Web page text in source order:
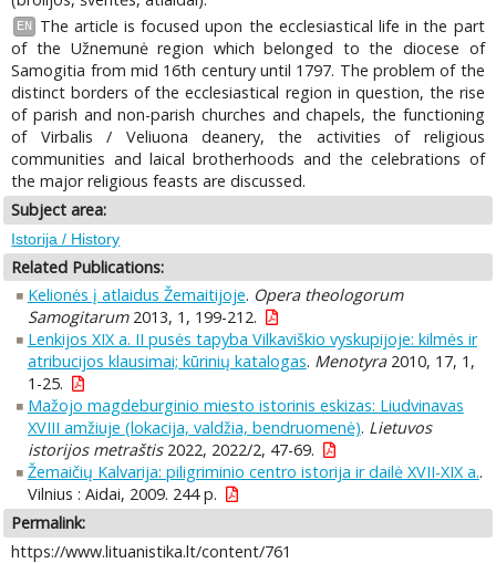
EN
The article is focused upon the ecclesiastical life in the part
of the Užnemunė region which belonged to the diocese of
Samogitia from mid 16th century until 1797. The problem of the
distinct borders of the ecclesiastical region in question, the rise
of parish and non-parish churches and chapels, the functioning
of Virbalis / Veliuona deanery, the activities of religious
communities and laical brotherhoods and the celebrations of
the major religious feasts are discussed.
Subject area:
Istorija / History
Related Publications:
Kelionės į atlaidus Žemaitijoje. Opera theologorum
Samogitarum2013, 1, 199-212.
Lenkijos XIX a. II pusės tapyba Vilkaviškio vyskupijoje: kilmės ir
atribucijos klausimai; kūrinių katalogas. Menotyra2010, 17, 1,
1-25.
Mažojo magdeburginio miesto istorinis eskizas: Liudvinavas
XVIII amžiuje (lokacija, valdžia, bendruomenė). Lietuvos
istorijos metraštis2022, 2022/2, 47-69.
Žemaičių Kalvarija: piligriminio centro istorija ir dailė XVII-XIX a..
Vilnius : Aidai, 2009. 244 p.
Permalink:
https://www.lituanistika.lt/content/761